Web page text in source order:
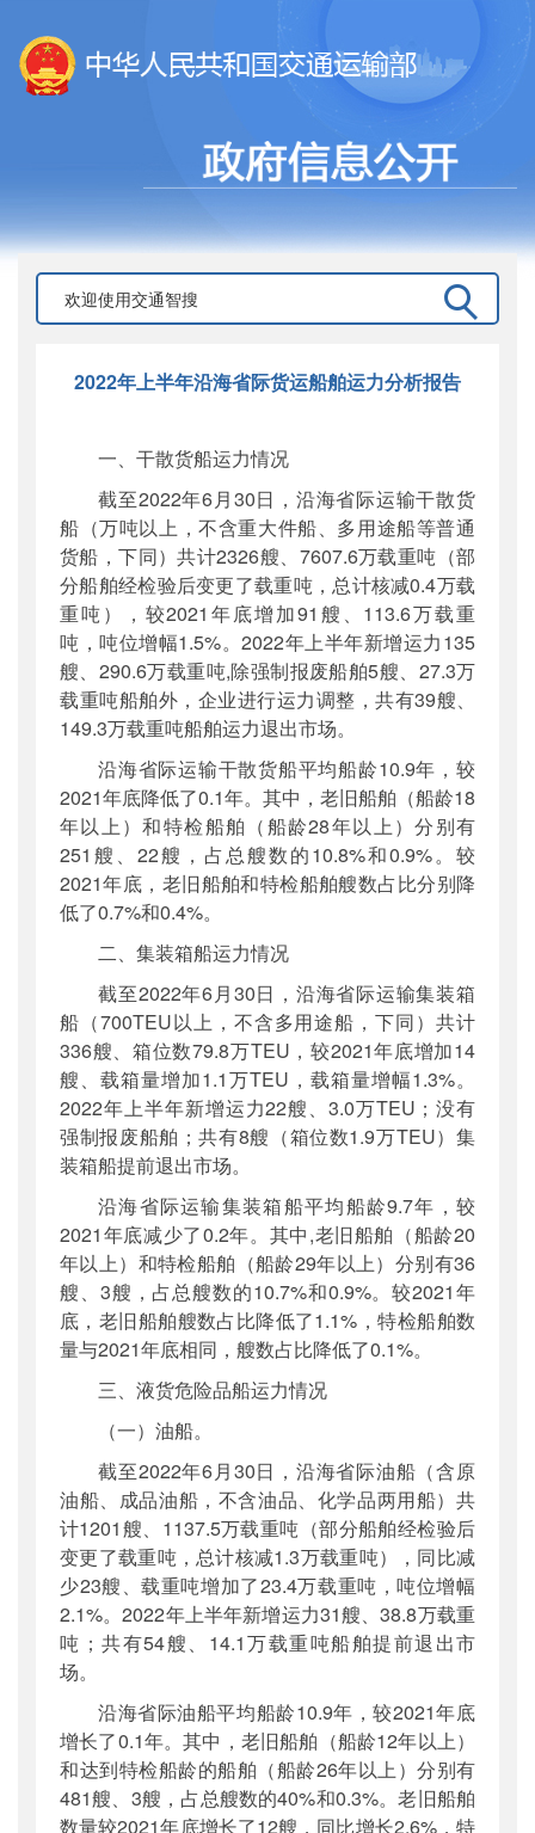
2022年上半年沿海省际货运船舶运力分析报告
一、干散货船运力情况
截至2022年6月30日，沿海省际运输干散货
船（万吨以上，不含重大件船、多用途船等普通
货船，下同）共计2326艘、7607.6万载重吨（部
分船舶经检验后变更了载重吨，总计核减0.4万载
重吨），较2021年底增加91艘、113.6万载重
吨，吨位增幅1.5%。2022年上半年新增运力135
艘、290.6万载重吨,除强制报废船舶5艘、27.3万
载重吨船舶外，企业进行运力调整，共有39艘、
149.3万载重吨船舶运力退出市场。
沿海省际运输干散货船平均船龄10.9年，较
2021年底降低了0.1年。其中，老旧船舶（船龄18
年以上）和特检船舶（船龄28年以上）分别有
251艘、22艘，占总艘数的10.8%和0.9%。较
2021年底，老旧船舶和特检船舶艘数占比分别降
低了0.7%和0.4%。
二、集装箱船运力情况
截至2022年6月30日，沿海省际运输集装箱
船（700TEU以上，不含多用途船，下同）共计
336艘、箱位数79.8万TEU，较2021年底增加14
艘、载箱量增加1.1万TEU，载箱量增幅1.3%。
2022年上半年新增运力22艘、3.0万TEU；没有
强制报废船舶；共有8艘（箱位数1.9万TEU）集
装箱船提前退出市场。
沿海省际运输集装箱船平均船龄9.7年，较
2021年底减少了0.2年。其中,老旧船舶（船龄20
年以上）和特检船舶（船龄29年以上）分别有36
艘、3艘，占总艘数的10.7%和0.9%。较2021年
底，老旧船舶艘数占比降低了1.1%，特检船舶数
量与2021年底相同，艘数占比降低了0.1%。
三、液货危险品船运力情况
（一）油船。
截至2022年6月30日，沿海省际油船（含原
油船、成品油船，不含油品、化学品两用船）共
计1201艘、1137.5万载重吨（部分船舶经检验后
变更了载重吨，总计核减1.3万载重吨），同比减
少23艘、载重吨增加了23.4万载重吨，吨位增幅
2.1%。2022年上半年新增运力31艘、38.8万载重
吨；共有54艘、14.1万载重吨船舶提前退出市
场。
沿海省际油船平均船龄10.9年，较2021年底
增长了0.1年。其中，老旧船舶（船龄12年以上）
和达到特检船龄的船舶（船龄26年以上）分别有
481艘、3艘，占总艘数的40%和0.3%。老旧船舶
数量较2021年底增长了12艘，同比增长2.6%，特